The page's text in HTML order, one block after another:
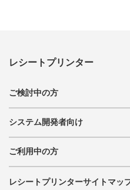
レシートプリンター
ご検討中の方
システム開発者向け
ご利用中の方
レシートプリンターサイトマッ